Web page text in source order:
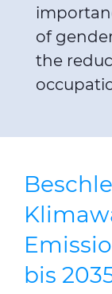
of
the
bis